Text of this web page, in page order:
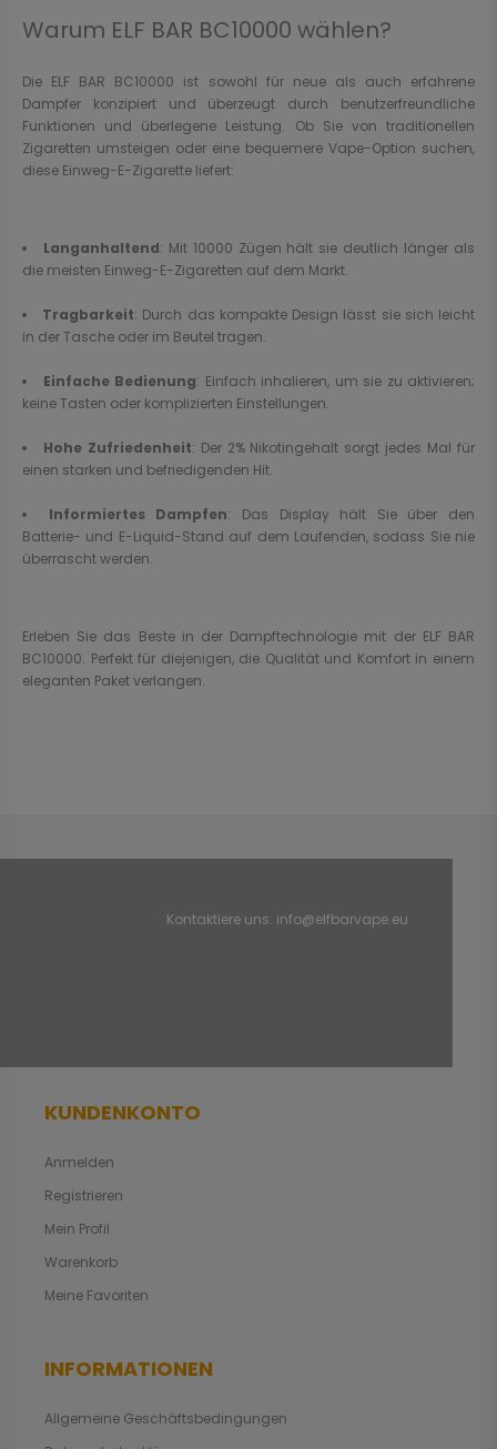
Warum ELF BAR BC10000 wählen?
Die ELF BAR BC10000 ist sowohl für neue als auch erfahrene
Dampfer konzipiert und überzeugt durch benutzerfreundliche
Funktionen und überlegene Leistung. Ob Sie von traditionellen
Zigaretten umsteigen oder eine bequemere Vape-Option suchen,
diese Einweg-E-Zigarette liefert:
Langanhaltend: Mit 10000 Zügen hält sie deutlich länger als
die meisten Einweg-E-Zigaretten auf dem Markt.
Tragbarkeit: Durch das kompakte Design lässt sie sich leicht
in der Tasche oder im Beutel tragen.
Einfache Bedienung: Einfach inhalieren, um sie zu aktivieren;
keine Tasten oder komplizierten Einstellungen.
Hohe Zufriedenheit: Der 2% Nikotingehalt sorgt jedes Mal für
einen starken und befriedigenden Hit.
Informiertes Dampfen: Das Display hält Sie über den
Batterie- und E-Liquid-Stand auf dem Laufenden, sodass Sie nie
überrascht werden.
Erleben Sie das Beste in der Dampftechnologie mit der ELF BAR
BC10000. Perfekt für diejenigen, die Qualität und Komfort in einem
eleganten Paket verlangen.
Kontaktiere uns: info@elfbarvape.eu
KUNDENKONTO
Anmelden
Registrieren
Mein Profil
Warenkorb
Meine Favoriten
INFORMATIONEN
Allgemeine Geschäftsbedingungen